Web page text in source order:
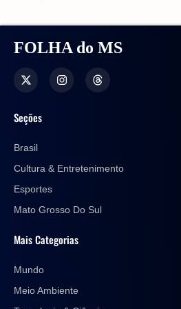
FOLHA do MS
Seções
Brasil
Cultura & Entretenimento
Esportes
Mato Grosso Do Sul
Mais Categorias
Mundo
Meio Ambiente